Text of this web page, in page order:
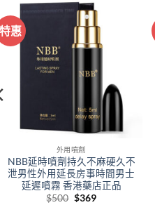
特惠
外用噴劑
NBB延時噴劑持久不麻硬久不
泄男性外用延長房事時間男士
延遲噴霧 香港藥店正品
$500 Original
$369Current